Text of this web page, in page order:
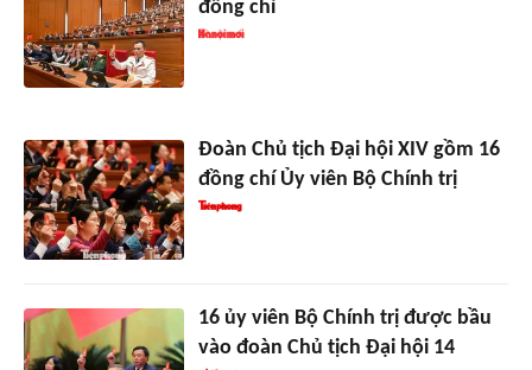
đồng chí
Đoàn Chủ tịch Đại hội XIV gồm 16
đồng chí Ủy viên Bộ Chính trị
16 ủy viên Bộ Chính trị được bầu
vào đoàn Chủ tịch Đại hội 14